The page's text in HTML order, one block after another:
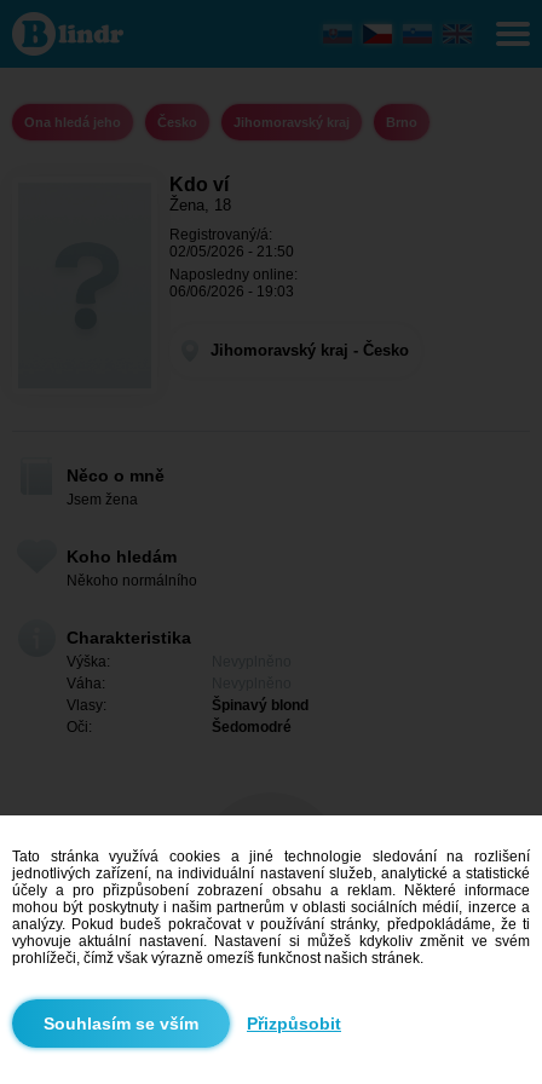
Kdo ví - Ona
hledá jeho
Jihomoravský
kraj - Brno
Ona hledá jeho Česko Jihomoravský kraj Brno
Kdo ví
Žena, 18
Registrovaný/á:
02/05/2026 - 21:50
Naposledny online:
06/06/2026 - 19:03
Jihomoravský kraj - Česko
Něco o mně
Jsem žena
Koho hledám
Někoho normálního
Charakteristika
Výška:
Váha:
Vlasy:
Špinavý blond
Oči:
Šedomodré
Mám zájem
Vyhledávání
Tato stránka využívá cookies a jiné technologie sledování na rozlišení
jednotlivých zařízení, na individuální nastavení služeb, analytické a statistické
účely a pro přizpůsobení zobrazení obsahu a reklam. Některé informace
mohou být poskytnuty i našim partnerům v oblasti sociálních médií, inzerce a
analýzy. Pokud budeš pokračovat v používání stránky, předpokládáme, že ti
vyhovuje aktuální nastavení. Nastavení si můžeš kdykoliv změnit ve svém
prohlížeči, čímž však výrazně omezíš funkčnost našich stránek.
Přizpůsobit